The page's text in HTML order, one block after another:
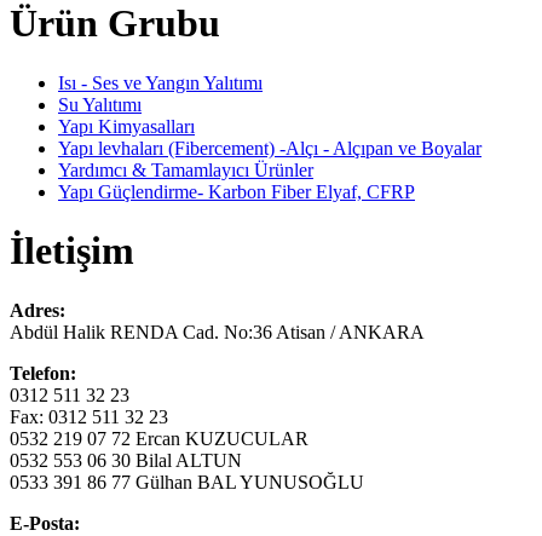
Ürün Grubu
Isı - Ses ve Yangın Yalıtımı
Su Yalıtımı
Yapı Kimyasalları
Yapı levhaları (Fibercement) -Alçı - Alçıpan ve Boyalar
Yardımcı & Tamamlayıcı Ürünler
Yapı Güçlendirme- Karbon Fiber Elyaf, CFRP
İletişim
Adres:
Abdül Halik RENDA Cad. No:36 Atisan / ANKARA
Telefon:
0312 511 32 23
Fax: 0312 511 32 23
0532 219 07 72 Ercan KUZUCULAR
0532 553 06 30 Bilal ALTUN
0533 391 86 77 Gülhan BAL YUNUSOĞLU
E-Posta: